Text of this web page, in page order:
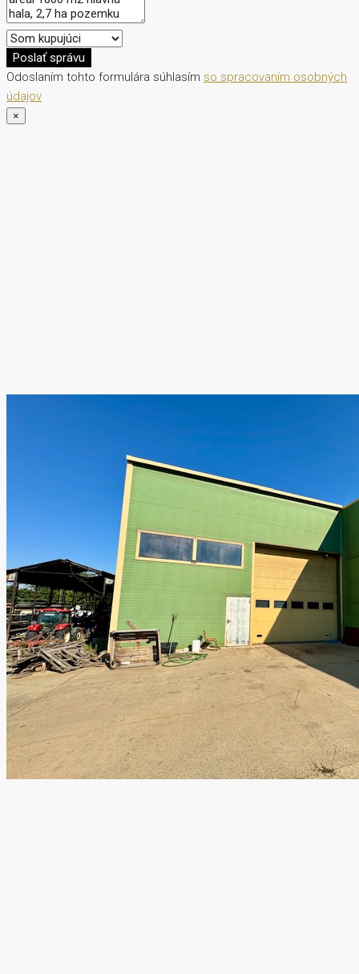
Poslať správu
Odoslaním tohto formulára súhlasím so spracovaním osobných
údajov
×